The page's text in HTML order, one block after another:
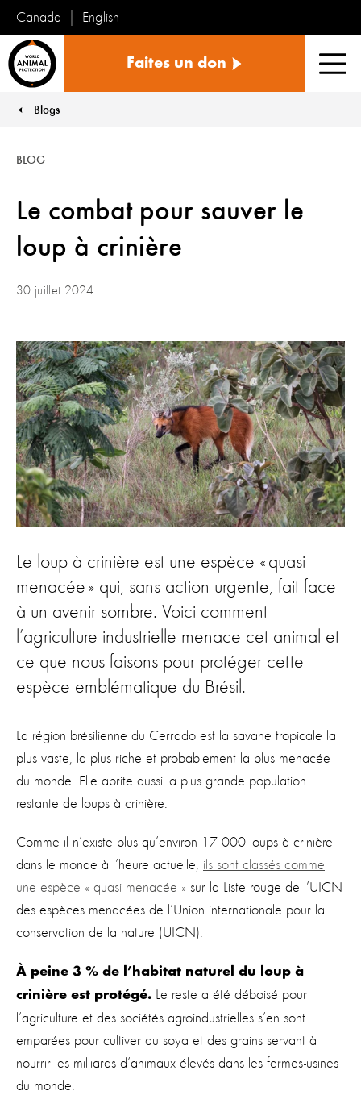
Canada English
mondiale
animaux
Faites un don
You are here:
Blogs
Le combat pour sauver le
loup à crinière
BLOG
30 juillet 2024
Le loup à crinière est une espèce « quasi
menacée » qui, sans action urgente, fait face
à un avenir sombre. Voici comment
l’agriculture industrielle menace cet animal et
ce que nous faisons pour protéger cette
espèce emblématique du Brésil.
La région brésilienne du Cerrado est la savane tropicale la
plus vaste, la plus riche et probablement la plus menacée
du monde. Elle abrite aussi la plus grande population
restante de loups à crinière.
Comme il n’existe plus qu’environ 17 000 loups à crinière
dans le monde à l’heure actuelle, ils sont classés comme
une espèce « quasi menacée » sur la Liste rouge de l’UICN
des espèces menacées de l’Union internationale pour la
conservation de la nature (UICN).
À peine 3 % de l’habitat naturel du loup à
crinière est protégé. Le reste a été déboisé pour
l’agriculture et des sociétés agroindustrielles s’en sont
emparées pour cultiver du soya et des grains servant à
nourrir les milliards d’animaux élevés dans les fermes-usines
du monde.